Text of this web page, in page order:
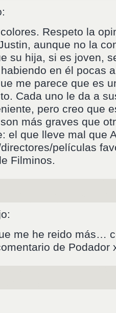
Respeto la
aunque no la
su hija, si es joven,
en él pocas
me parece que es
Cada uno le da a
pero creo que
más graves que
el que lleve mal que
películas
Filminos.
me he reido más…
de Podador